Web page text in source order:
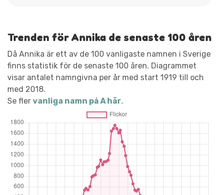
Trenden för Annika de senaste 100 åren
Då Annika är ett av de 100 vanligaste namnen i Sverige
finns statistik för de senaste 100 åren. Diagrammet
visar antalet namngivna per år med start 1919 till och
med 2018.
Se fler vanliga namn på A här.